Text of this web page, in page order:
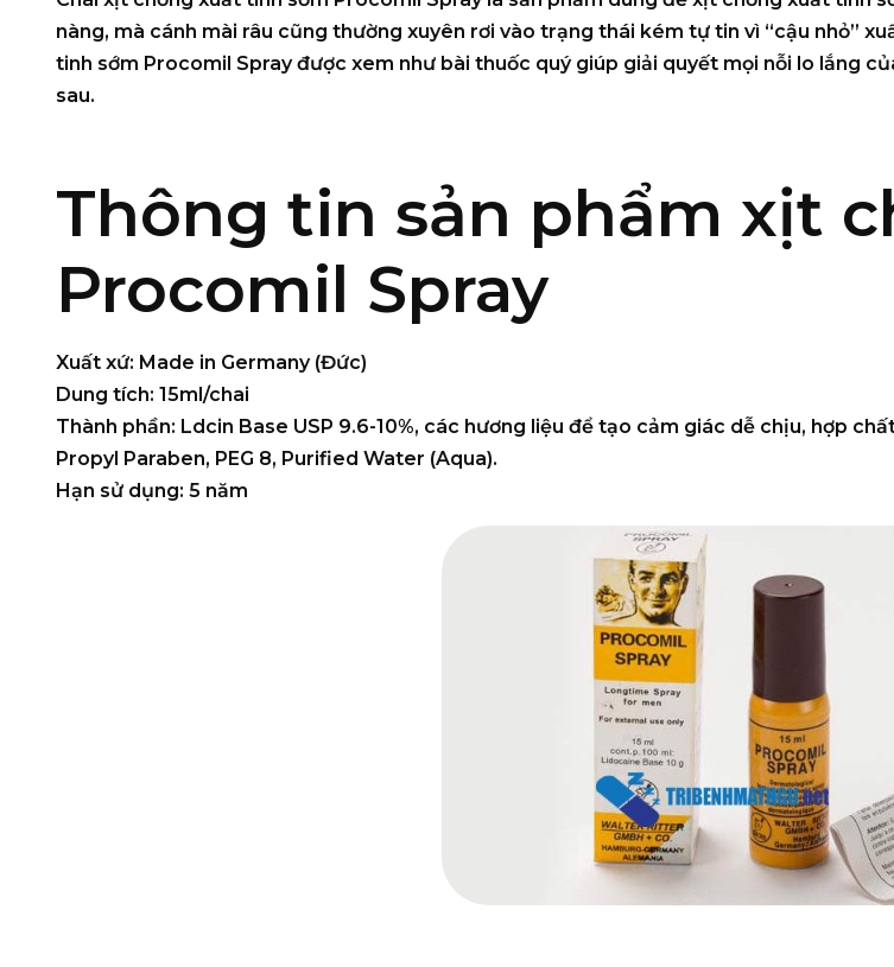
nàng, mà cánh mài râu cũng thường xuyên rơi vào trạng thái kém tự tin vì “cậu nhỏ”
tinh sớm Procomil Spray được xem như bài thuốc quý giúp giải quyết mọi nỗi lo lắng
sau.
Thông tin sản phẩm xịt
Procomil Spray
Xuất xứ: Made in Germany (Đức)
Dung tích: 15ml/chai
Thành phần: Ldcin Base USP 9.6-10%, các hương liệu để tạo cảm giác dễ chịu, hợp
Propyl Paraben, PEG 8, Purified Water (Aqua).
Hạn sử dụng: 5 năm